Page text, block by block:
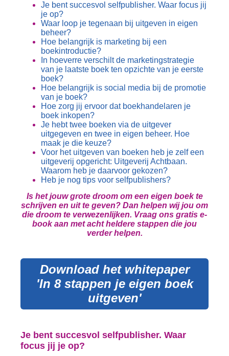
Je bent succesvol selfpublisher. Waar focus jij
je op?
Waar loop je tegenaan bij uitgeven in eigen
beheer?
Hoe belangrijk is marketing bij een
boekintroductie?
In hoeverre verschilt de marketingstrategie
van je laatste boek ten opzichte van je eerste
boek?
Hoe belangrijk is social media bij de promotie
van je boek?
Hoe zorg jij ervoor dat boekhandelaren je
boek inkopen?
Je hebt twee boeken via de uitgever
uitgegeven en twee in eigen beheer. Hoe
maak je die keuze?
Voor het uitgeven van boeken heb je zelf een
uitgeverij opgericht: Uitgeverij Achtbaan.
Waarom heb je daarvoor gekozen?
Heb je nog tips voor selfpublishers?
Is het jouw grote droom om een eigen boek te
schrijven en uit te geven? Dan helpen wij jou om
die droom te verwezenlijken. Vraag ons gratis e-
book aan met acht heldere stappen die jou
verder helpen.
Download het whitepaper
'In 8 stappen je eigen boek
uitgeven'
Je bent succesvol selfpublisher. Waar
focus jij je op?